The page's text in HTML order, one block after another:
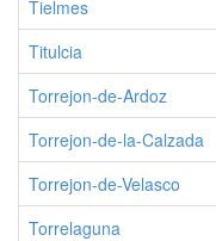
Tielmes
Titulcia
Torrejon-de-Ardoz
Torrejon-de-la-Calzada
Torrejon-de-Velasco
Torrelaguna